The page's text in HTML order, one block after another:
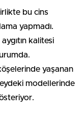
bu cins
yapmadı.
kalitesi
yaşanan
modellerinde